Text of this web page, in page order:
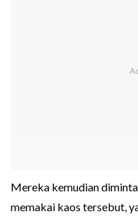
Mereka kemudian
memakai kaos tersebut,